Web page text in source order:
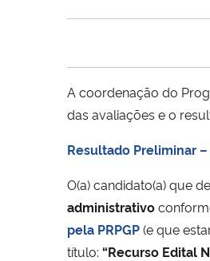
A coordenação do
das avaliações e o
Resultado Preliminar
O(a) candidato(a) que
administrativo
pela PRPGP(e que
título: “Recurso Edital